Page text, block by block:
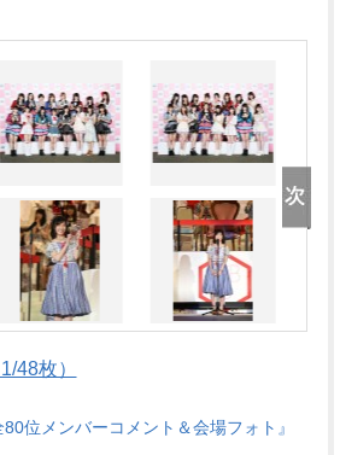
48枚）
位メンバーコメント＆会場フォト』